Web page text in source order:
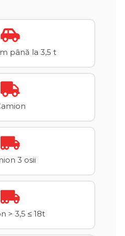
până la 3,5 t
3 osii
> 3,5 ≤ 18t